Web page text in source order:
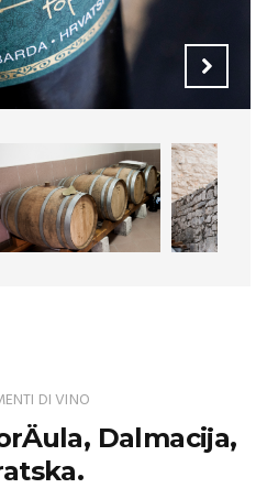
DI VINO
Dalmacija,